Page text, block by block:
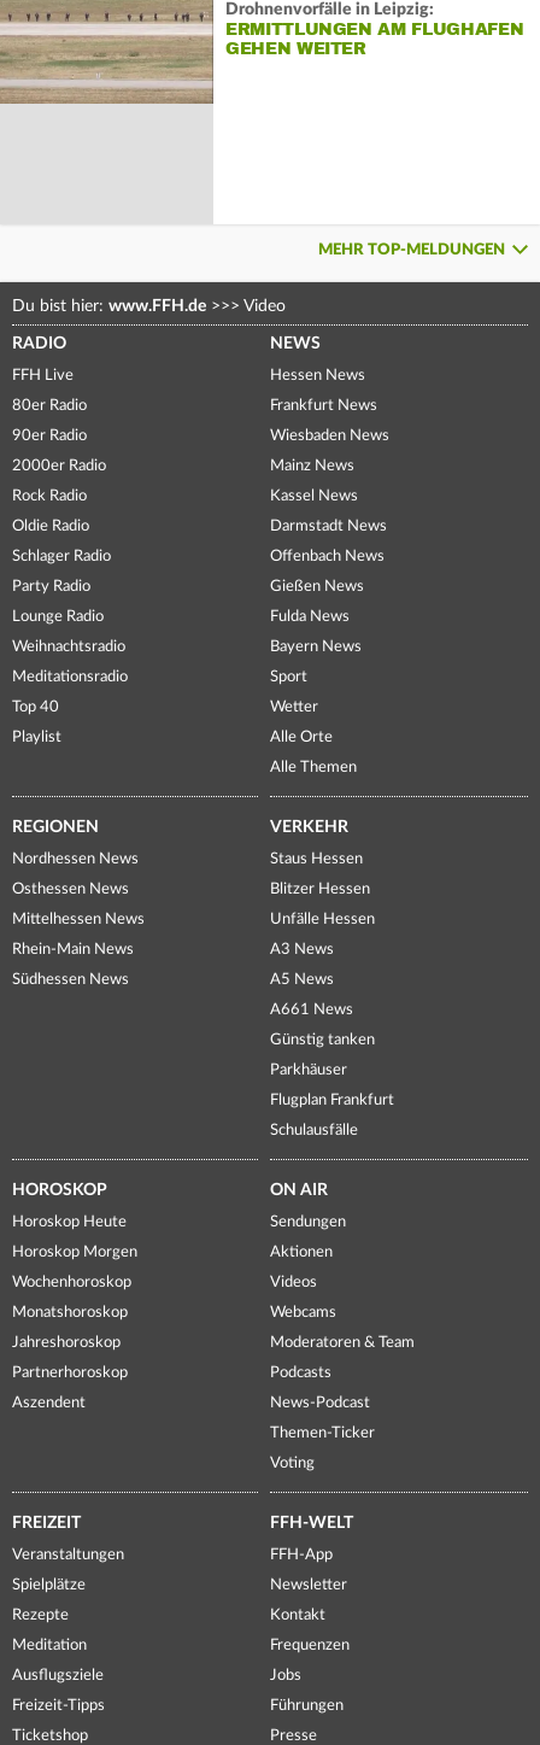
Drohnenvorfälle in Leipzig:
ERMITTLUNGEN AM FLUGHAFEN
GEHEN WEITER
MEHR TOP-MELDUNGEN
Du bist hier: www.FFH.de >>> Video
RADIO
FFH Live
80er Radio
90er Radio
2000er Radio
Rock Radio
Oldie Radio
Schlager Radio
Party Radio
Lounge Radio
Weihnachtsradio
Meditationsradio
Top 40
Playlist
NEWS
Hessen News
Frankfurt News
Wiesbaden News
Mainz News
Kassel News
Darmstadt News
Offenbach News
Gießen News
Fulda News
Bayern News
Sport
Wetter
Alle Orte
Alle Themen
REGIONEN
Nordhessen News
Osthessen News
Mittelhessen News
Rhein-Main News
Südhessen News
VERKEHR
Staus Hessen
Blitzer Hessen
Unfälle Hessen
A3 News
A5 News
A661 News
Günstig tanken
Parkhäuser
Flugplan Frankfurt
Schulausfälle
HOROSKOP
Horoskop Heute
Horoskop Morgen
Wochenhoroskop
Monatshoroskop
Jahreshoroskop
Partnerhoroskop
Aszendent
ON AIR
Sendungen
Aktionen
Videos
Webcams
Moderatoren & Team
Podcasts
News-Podcast
Themen-Ticker
Voting
FREIZEIT
Veranstaltungen
Spielplätze
Rezepte
Meditation
Ausflugsziele
Freizeit-Tipps
Ticketshop
FFH-WELT
FFH-App
Newsletter
Kontakt
Frequenzen
Jobs
Führungen
Presse